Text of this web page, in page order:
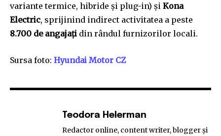
variante termice, hibride și plug-in) și Kona
Electric, sprijinind indirect activitatea a peste
8.700 de angajați din rândul furnizorilor locali.
Sursa foto: Hyundai Motor CZ
Teodora Helerman
Redactor online, content writer, blogger și